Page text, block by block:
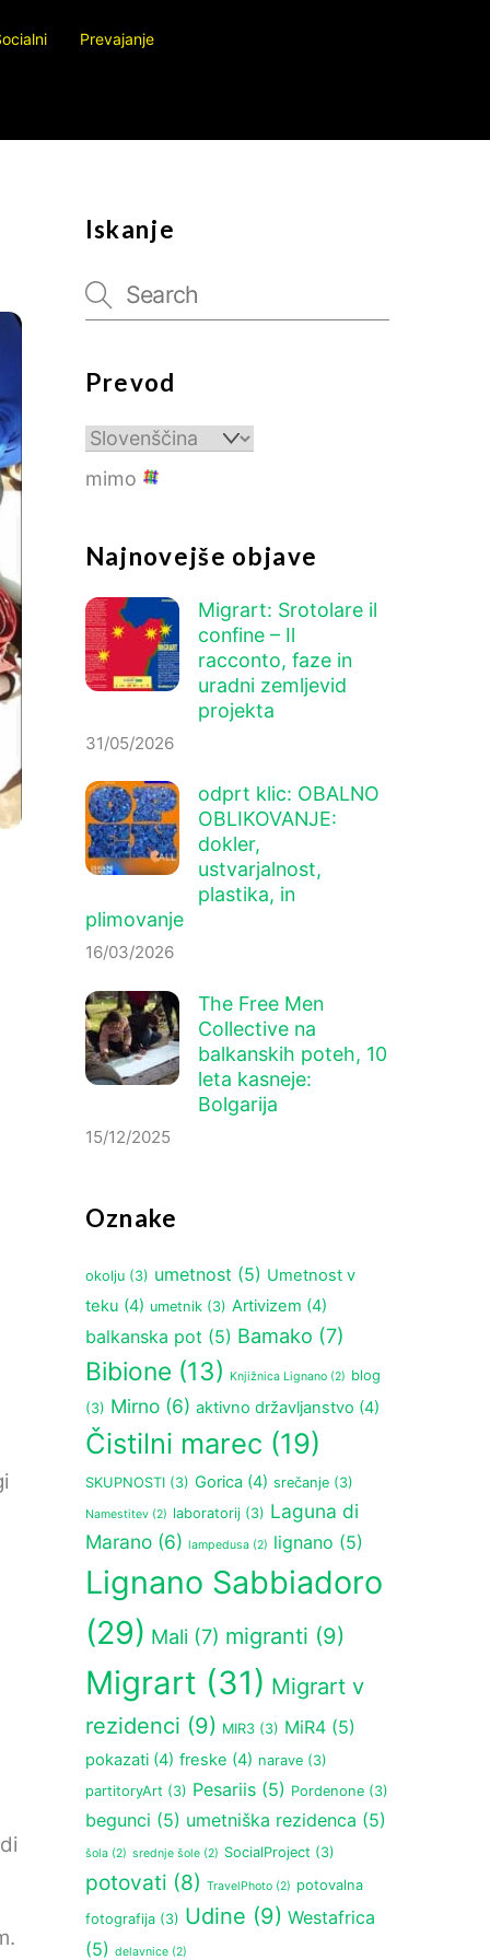
Prevajanje
Iskanje
Prevod
mimo
Najnovejše objave
Migrart: Srotolare il
confine – Il
racconto, faze in
uradni zemljevid
projekta
31/05/2026
odprt klic: OBALNO
OBLIKOVANJE:
dokler,
ustvarjalnost,
plastika, in
plimovanje
16/03/2026
The Free Men
Collective na
balkanskih poteh, 10
leta kasneje:
Bolgarija
15/12/2025
Oznake
okolju(3) umetnost (5) Umetnost v
teku (4) umetnik(3) Artivizem (4)
balkanska pot (5) Bamako (7)
Bibione (13) Knjižnica Lignano(2) blog
(3) Mirno(6) aktivno državljanstvo (4)
Čistilni marec (19)
SKUPNOSTI(3) Gorica(4) srečanje(3)
Namestitev(2) laboratorij(3) Laguna di
Marano(6) lampedusa(2) lignano (5)
Lignano Sabbiadoro
(29) Mali(7) migranti (9)
Migrart (31) Migrart v
rezidenci (9) MIR3(3) MiR4(5)
pokazati(4) freske (4) narave(3)
partitoryArt (3) Pesariis(5) Pordenone(3)
begunci (5) umetniška rezidenca (5)
šola(2) srednje šole(2) SocialProject (3)
potovati (8) TravelPhoto(2) potovalna
fotografija(3) Udine (9) Westafrica
(5) delavnice(2)